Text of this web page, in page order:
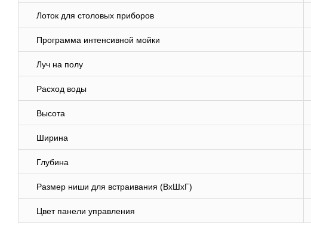
Лоток для столовых приборов
Программа интенсивной мойки
Луч на полу
Расход воды
Высота
Ширина
Глубина
Размер ниши для встраивания (ВхШхГ)
Цвет панели управления